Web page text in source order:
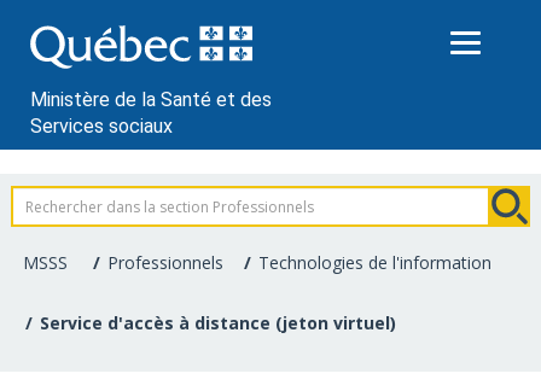
au
contenu
Ministère de la Santé et des
Services sociaux
Information
pour
les
MSSS Professionnels Technologies de l'information
Service d'accès à distance (jeton virtuel)